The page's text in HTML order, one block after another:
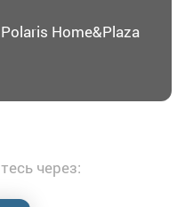
Home&Plaza
через: